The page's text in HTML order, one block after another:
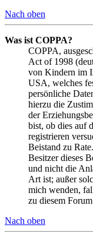
Nach oben
Was ist COPPA?
COPPA,
Act of 1998
von Kindern im
USA, welches
persönliche
hierzu die
der
bist, ob dies auf
registrieren
Beistand zu
Besitzer dieses
und nicht die
Art ist; außer
mich wenden,
zu diesem
Nach oben